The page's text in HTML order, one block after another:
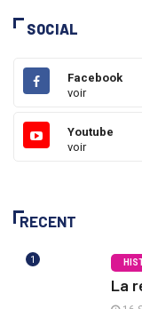
SOCIAL
Facebook
voir
Youtube
voir
RECENT
1
La